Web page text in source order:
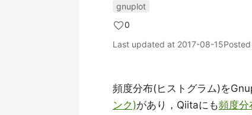
gnuplot
0
Last updated at 2017-08-15
頻度分布(ヒストグラム)を
ンク)があり，Qiitaにも頻度分